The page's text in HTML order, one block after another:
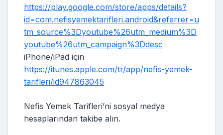
https://play.google.com/store/apps/details?
id=com.nefisyemektarifleri.android&referrer=u
tm_source%3Dyoutube%26utm_medium%3D
youtube%26utm_campaign%3Ddesc
iPhone/iPad için
https://itunes.apple.com/tr/app/nefis-yemek-
tarifleri/id947863045
Nefis Yemek Tarifleri’ni sosyal medya
hesaplarından takibe alın.